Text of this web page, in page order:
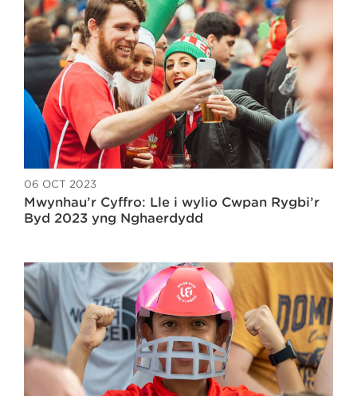
06 OCT 2023
Mwynhau’r Cyffro: Lle i wylio Cwpan Rygbi’r
Byd 2023 yng Nghaerdydd